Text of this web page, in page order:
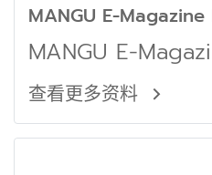
MANGU E-
MANGU E-
查看更多资料